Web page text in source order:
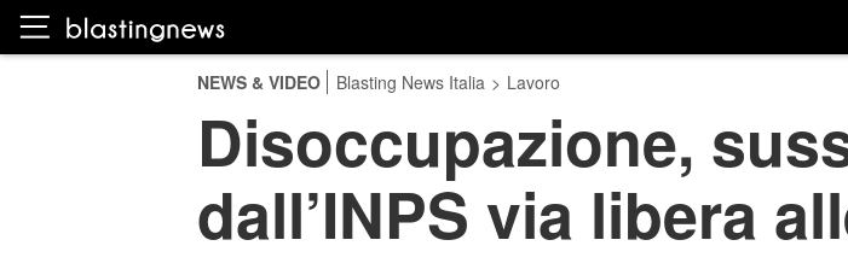
NEWS & VIDEO Blasting News Italia > Lavoro
Disoccupazione,
dall’INPS via libera